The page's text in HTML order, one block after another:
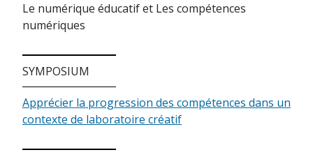
Le numérique éducatif et Les compétences
numériques
SYMPOSIUM
Apprécier la progression des compétences dans un
contexte de laboratoire créatif